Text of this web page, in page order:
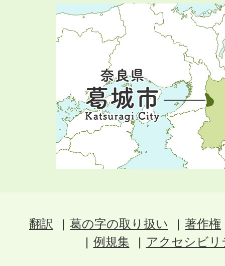
翻訳 葛の字の取り扱い
著作権
例規集
アクセシビ